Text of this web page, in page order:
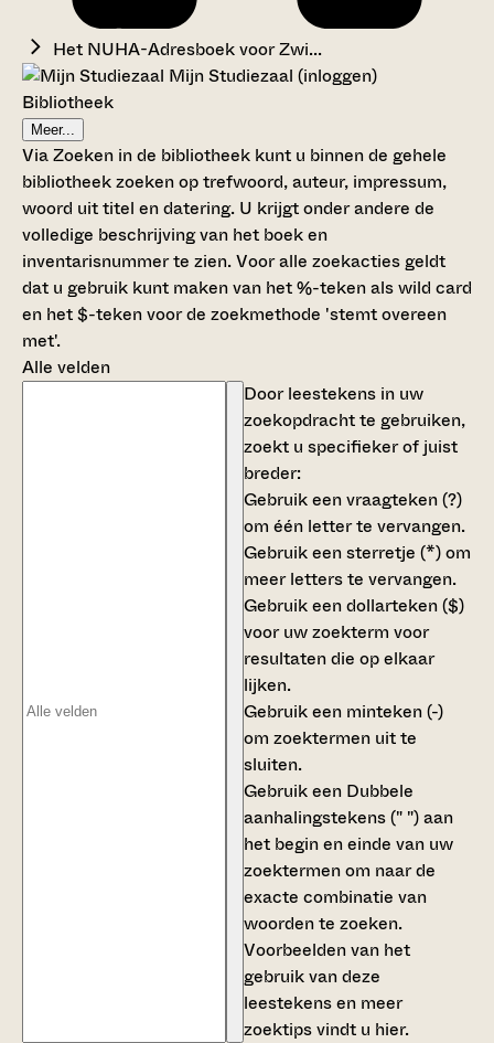
Het NUHA-Adresboek voor Zwi...
Mijn Studiezaal (inloggen)
Bibliotheek
Meer...
Via Zoeken in de bibliotheek kunt u binnen de gehele
bibliotheek zoeken op trefwoord, auteur, impressum,
woord uit titel en datering. U krijgt onder andere de
volledige beschrijving van het boek en
inventarisnummer te zien. Voor alle zoekacties geldt
dat u gebruik kunt maken van het %-teken als wild card
en het $-teken voor de zoekmethode 'stemt overeen
met'.
Alle velden
Door leestekens in uw
zoekopdracht te gebruiken,
zoekt u specifieker of juist
breder:
Gebruik eenvraagteken (?)
om één letter te vervangen.
Gebruik eensterretje (*)om
meer letters te vervangen.
Gebruik eendollarteken ($)
voor uw zoekterm voor
resultaten die op elkaar
lijken.
Gebruik een minteken (-)
om zoektermen uit te
sluiten.
Gebruik een Dubbele
aanhalingstekens (" ")aan
het begin en einde van uw
zoektermen om naar de
exacte combinatie van
woorden te zoeken.
Voorbeelden van het
gebruik van deze
leestekens en meer
zoektips vindt u hier.